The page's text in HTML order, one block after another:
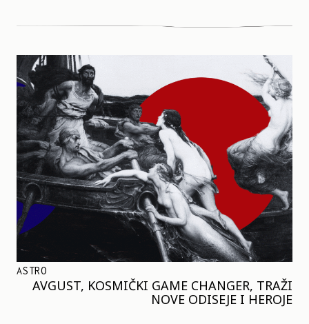
ASTRO
AVGUST, KOSMIČKI GAME CHANGER, TRAŽI
NOVE ODISEJE I HEROJE